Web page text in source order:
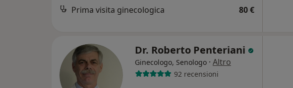
Prima visita ginecologica 80 €
Dr. Roberto Penteriani
Ginecologo, Senologo · Altro
92 recensioni